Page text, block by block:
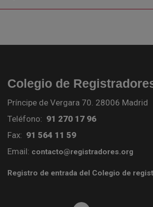
Colegio de
Príncipe de Vergara 70. 28006 Madrid
Teléfono: 91 270 17 96
Fax: 91 564 11 59
Email: contacto@registradores.org
Registro de entrada del Colegio de